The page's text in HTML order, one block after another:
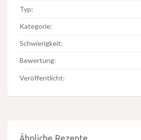
Typ:
Kategorie:
Schwierigkeit:
Bewertung:
Veröffentlicht: